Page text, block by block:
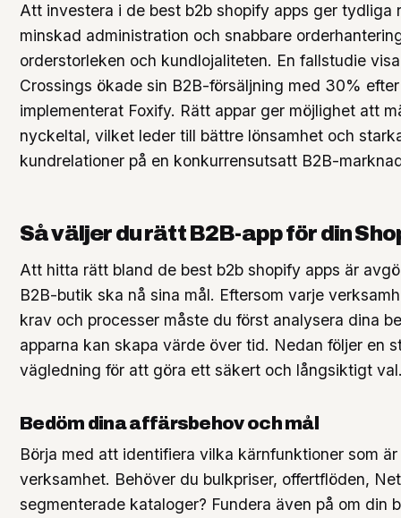
Att investera i de best b2b shopify apps ger tydliga
minskad administration och snabbare
orderstorleken och kundlojaliteten. En fallstudie
Crossings ökade sin B2B-försäljning med 30%
implementerat Foxify. Rätt appar ger möjlighet att
nyckeltal, vilket leder till bättre lönsamhet och
kundrelationer på en konkurrensutsatt B2B-
Så väljer du rätt B2B-app för din
Att hitta rätt bland de best b2b shopify apps är
B2B-butik ska nå sina mål. Eftersom varje
krav och processer måste du först analysera dina
apparna kan skapa värde över tid. Nedan följer en
vägledning för att göra ett säkert och långsiktigt
Bedöm dina affärsbehov och mål
Börja med att identifiera vilka kärnfunktioner som
verksamhet. Behöver du bulkpriser, offertflöden,
segmenterade kataloger? Fundera även på om din